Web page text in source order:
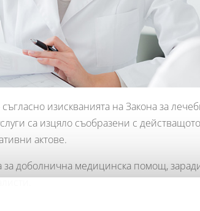
изискванията на Закона за
са изцяло съобразени с
актове.
за доболнична медицинска помощ,